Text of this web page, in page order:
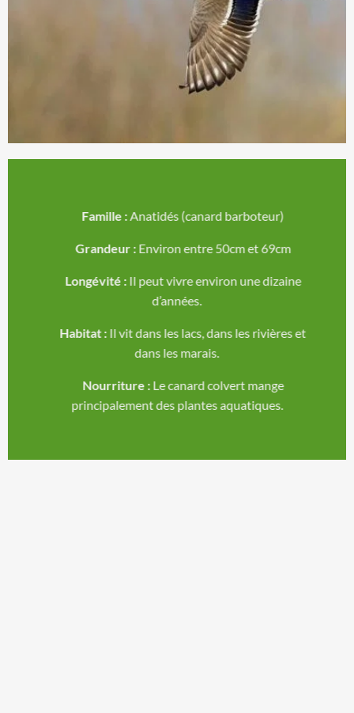
Famille :Anatidés (canard barboteur)
Grandeur : Environ entre 50cm et 69cm
Longévité : Il peut vivre environ une dizaine
d’années.
Habitat : Il vit dans les lacs, dans les rivières et
dans les marais.
Nourriture : Le canard colvert mange
principalement des plantes aquatiques.